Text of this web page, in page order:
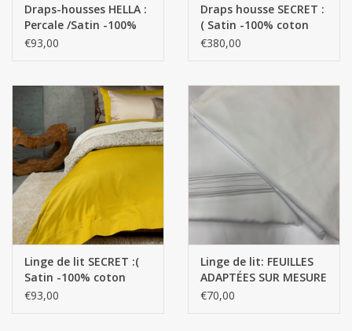
Draps-housses HELLA :
Percale /Satin -100%
coton égyptien GIZA -
€93,00
Draps housse SECRET :
( Satin -100% coton
égyptien GIZA- Fils
g/m2
€380,00
Linge de lit SECRET :(
Satin -100% coton
égyptien GIZA- Fils
€93,00
Linge de lit: FEUILLES
ADAPTÉES SUR MESURE
/ COULEURS SOLIDES
€70,00